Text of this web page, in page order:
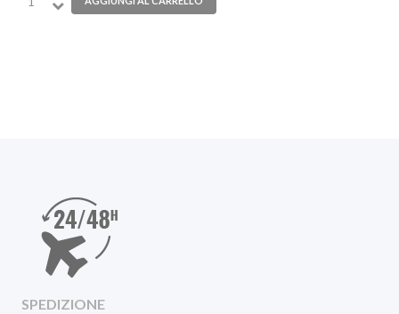
SPEDIZIONE